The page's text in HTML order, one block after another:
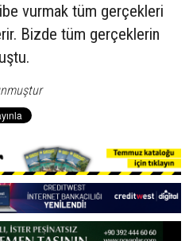
vurmak tüm gerçekleri
Bizde tüm gerçeklerin